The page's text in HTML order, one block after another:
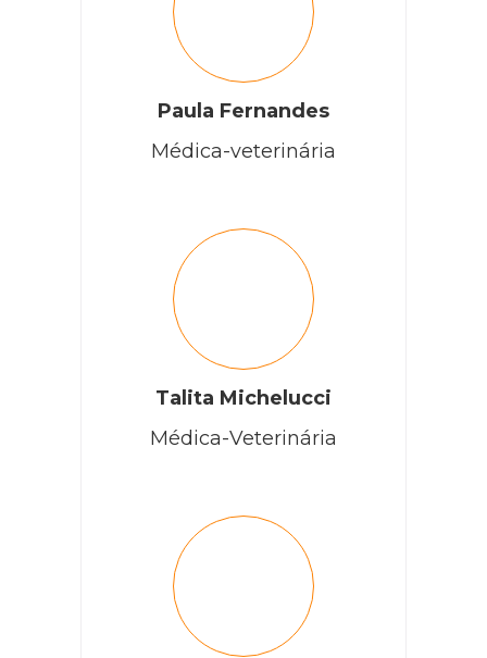
Paula Fernandes
Médica-veterinária
Talita Michelucci
Médica-Veterinária